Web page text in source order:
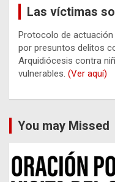
Las víctimas
Protocolo de
por presuntos delitos
Arquidiócesis contra
vulnerables. (Ver aquí)
You may Missed